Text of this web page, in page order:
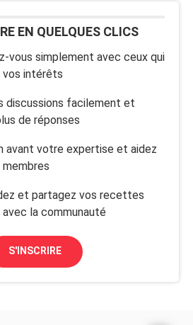
EN QUELQUES CLICS
vous simplement avec ceux qui
intérêts
discussions facilement et
de réponses
avant votre expertise et aidez
et partagez vos recettes
la communauté
S'INSCRIRE